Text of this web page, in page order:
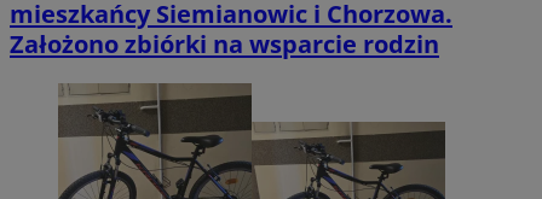
mieszkańcy Siemianowic i Chorzowa.
Założono zbiórki na wsparcie rodzin